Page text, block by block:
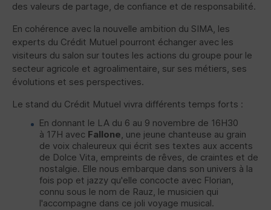
des valeurs de partage, de confiance et de responsabilité.
En cohérence avec la nouvelle ambition du SIMA, les
experts du Crédit Mutuel pourront échanger avec les
visiteurs du salon sur toutes les actions du groupe pour le
secteur agricole et agroalimentaire, sur ses métiers, ses
évolutions et ses perspectives.
Le stand du Crédit Mutuel vivra différents temps forts :
En donnant le LA du 6 au 9 novembre de 16H30
à 17H avec Fallone, une jeune chanteuse au grain
de voix chaleureux qui écrit ses textes aux accents
de Dolce Vita, empreints de rêves, de craintes et de
nostalgie. Elle nous embarque dans son univers à la
fois pop et jazzy qu'elle concocte avec Florian,
connu sous le nom de Rauz, le musicien qui
l'accompagne dans ce joli voyage musical.